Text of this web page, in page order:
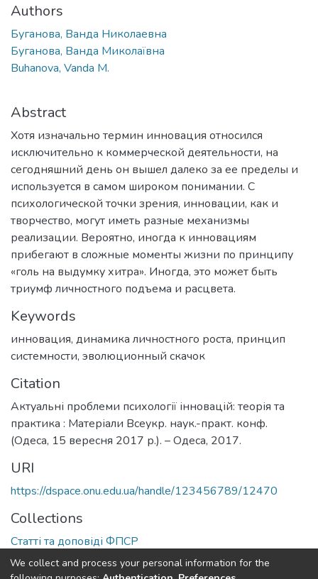
Authors
Буганова, Ванда Николаевна
Буганова, Ванда Миколаївна
Buhanova, Vanda M.
Abstract
Хотя изначально термин инновация относился
исключительно к коммерческой деятельности, на
сегодняшний день он вышел далеко за ее пределы и
используется в самом широком понимании. С
психологической точки зрения, инновации, как и
творчество, могут иметь разные механизмы
реализации. Вероятно, иногда к инновациям
прибегают в сложные моменты жизни по принципу
«голь на выдумку хитра». Иногда, это может быть
триумф личностного подъема и расцвета.
Keywords
инновация, динамика личностного роста, принцип
системности, эволюционный скачок
Citation
Актуальні проблеми психології інновацій: теорія та
практика : Матеріали Всеукр. наук.-практ. конф.
(Одеса, 15 вересня 2017 р.). – Одеса, 2017.
URI
https://dspace.onu.edu.ua/handle/123456789/12470
Collections
Статті та доповіді ФПСР
Full item page
We collect and process your personal information for the